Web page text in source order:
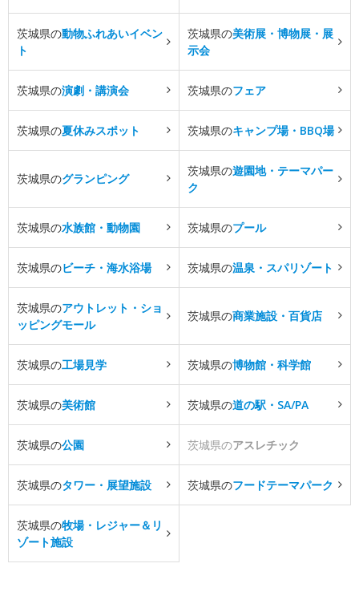
茨城県の動物ふれあいイベン
ト
茨城県の美術展・博物展・展
示会
茨城県の演劇・講演会 茨城県のフェア
茨城県の夏休みスポット 茨城県のキャンプ場・BBQ場
茨城県のグランピング
茨城県の遊園地・テーマパー
ク
茨城県の水族館・動物園 茨城県のプール
茨城県のビーチ・海水浴場 茨城県の温泉・スパリゾート
茨城県のアウトレット・ショ
ッピングモール
茨城県の商業施設・百貨店
茨城県の工場見学 茨城県の博物館・科学館
茨城県の美術館 茨城県の道の駅・SA/PA
茨城県の公園 茨城県のアスレチック
茨城県のタワー・展望施設 茨城県のフードテーマパーク
茨城県の牧場・レジャー＆リ
ゾート施設